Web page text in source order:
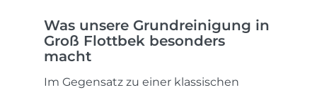
Was unsere Grundreinigung in
Groß Flottbek besonders
macht
Im Gegensatz zu einer klassischen